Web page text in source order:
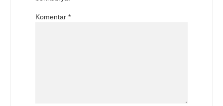
Komentar *